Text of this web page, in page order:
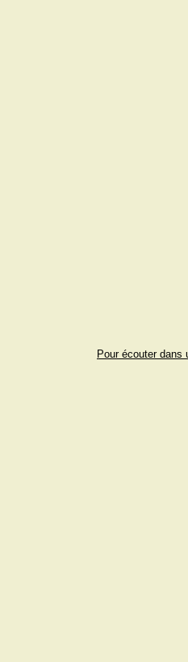
Pour écouter dans